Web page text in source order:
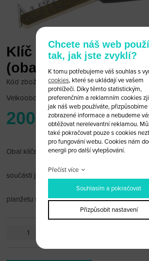
Klíč Subaru +
(obal)
Kód zboží: Sub 1D/20
Velkoobchodní cena:po přihlášení
200 Kč
Obal klíče Subaru bez čipu
součástí je planžeta DAT17
planžetu si můžete nechat vyfrézovat
Chcete náš web
tak, jak jste zvyklí?
K tomu potřebujeme váš souhlas s
cookies, které se ukládají ve vašem
prohlížeči. Díky těmto statistickým,
preferenčním a reklamním cookies
jak náš web používáte, přizpůsobíme
zobrazené informace a nebudeme
obtěžovat nerelevantní reklamou.
také pokračovat pouze s cookies
pro fungování webu. Cookies nám
energii pro další vylepšování.
Přečíst více
Souhlasím a pokračovat
Přizpůsobit nastavení